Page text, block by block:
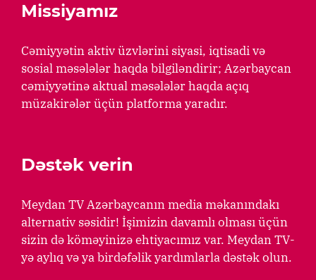
Missiyamız
Cəmiyyətin aktiv üzvlərini siyasi, iqtisadi və
sosial məsələlər haqda bilgiləndirir; Azərbaycan
cəmiyyətinə aktual məsələlər haqda açıq
müzakirələr üçün platforma yaradır.
Dəstək verin
Meydan TV Azərbaycanın media məkanındakı
alternativ səsidir! İşimizin davamlı olması üçün
sizin də köməyinizə ehtiyacımız var. Meydan TV-
yə aylıq və ya birdəfəlik yardımlarla dəstək olun.